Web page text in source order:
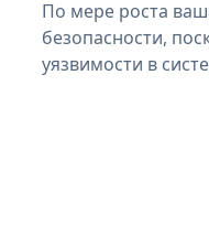
По мере роста
безопасности,
уязвимости в